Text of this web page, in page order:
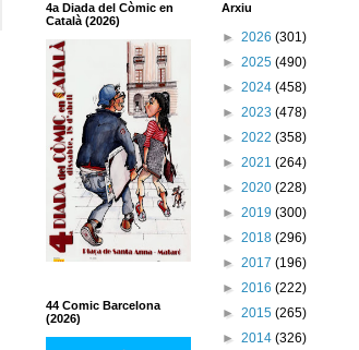
4a Diada del Còmic en
Català (2026)
44 Comic Barcelona
(2026)
Arxiu
► 2026 (301)
► 2025 (490)
► 2024 (458)
► 2023 (478)
► 2022 (358)
► 2021 (264)
► 2020 (228)
► 2019 (300)
► 2018 (296)
► 2017 (196)
► 2016 (222)
► 2015 (265)
► 2014 (326)